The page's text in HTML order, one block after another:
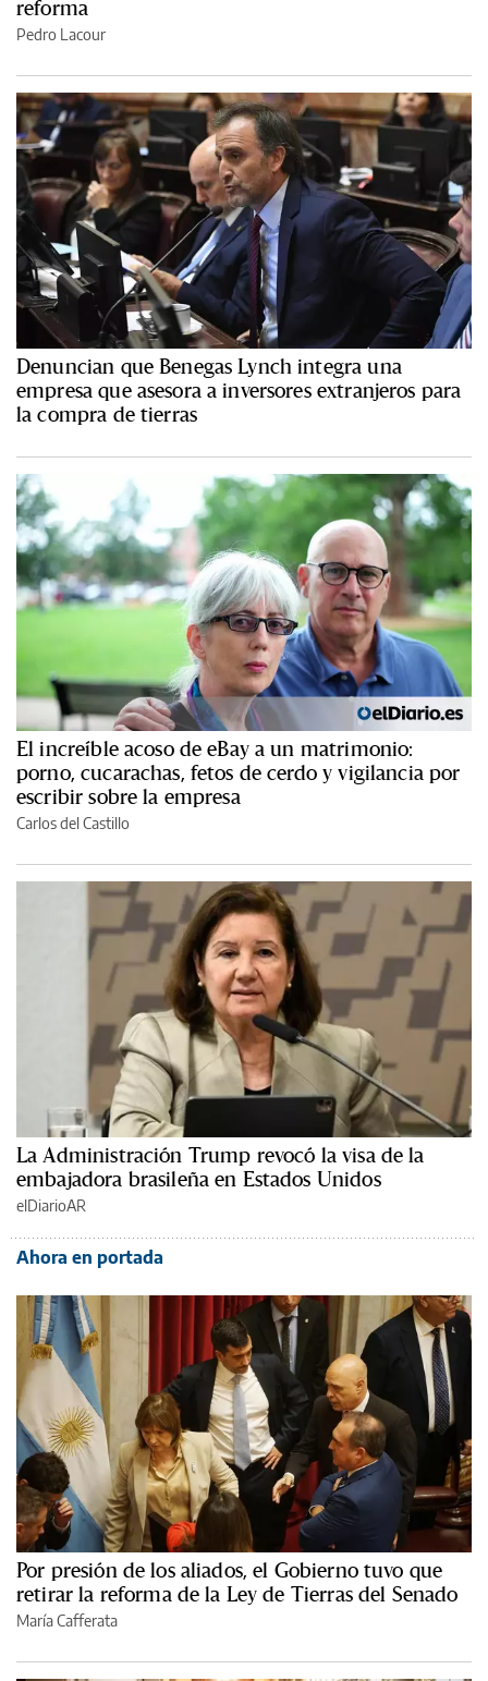
reforma
Pedro Lacour
Denuncian que Benegas Lynch integra una
empresa que asesora a inversores extranjeros para
la compra de tierras
El increíble acoso de eBay a un matrimonio:
porno, cucarachas, fetos de cerdo y vigilancia por
escribir sobre la empresa
Carlos del Castillo
La Administración Trump revocó la visa de la
embajadora brasileña en Estados Unidos
elDiarioAR
Ahora en portada
Por presión de los aliados, el Gobierno tuvo que
retirar la reforma de la Ley de Tierras del Senado
María Cafferata